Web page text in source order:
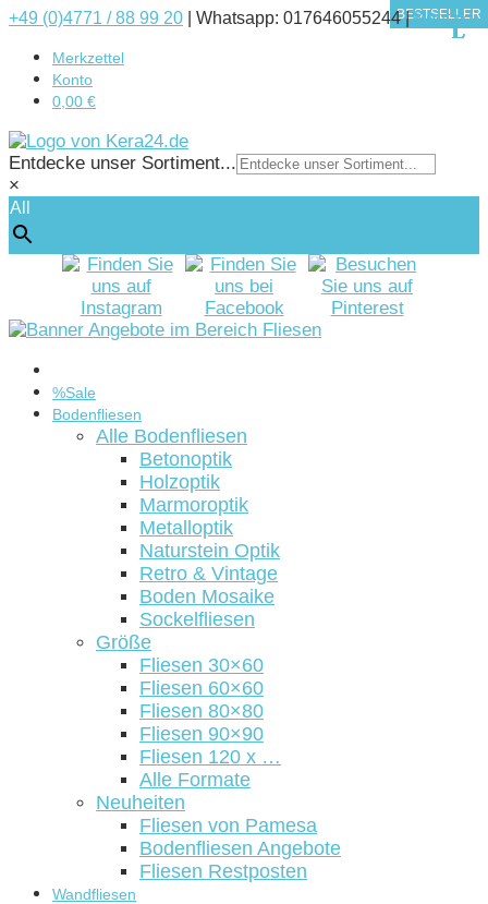
+49 (0)4771 / 88 99 20 Whatsapp: 017646055244 |Kontakt
Merkzettel
Konto
0,00 €
Entdecke unser Sortiment...
×
All
%Sale
Bodenfliesen
Alle Bodenfliesen
Betonoptik
Holzoptik
Marmoroptik
Metalloptik
Naturstein Optik
Retro & Vintage
Boden Mosaike
Sockelfliesen
Größe
Fliesen 30×60
Fliesen 60×60
Fliesen 80×80
Fliesen 90×90
Fliesen 120 x …
Alle Formate
Neuheiten
Fliesen von Pamesa
Bodenfliesen Angebote
Fliesen Restposten
Wandfliesen
BESTSELLER
BESTSELLER
BESTSELLER
BESTSELLER
BESTSELLER